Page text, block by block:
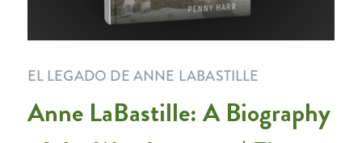
EL LEGADO DE ANNE LABASTILLE
Anne LaBastille: A Biography